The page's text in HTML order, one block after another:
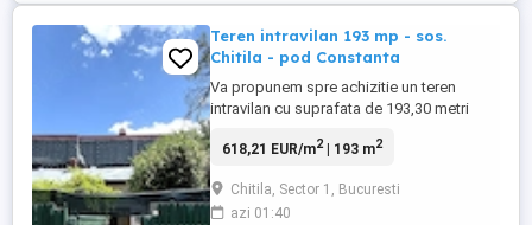
Teren intravilan 193 mp - sos.
Chitila - pod Constanta
Va propunem spre achizitie un teren
intravilan cu suprafata de 193,30 metri
Chitilia. Terenul are o deschidere de 15,70
electricitate, canalizare, apa. Pe teren
exista o constructie demolabila din
618,21 EUR/m2| 193 m2
Chitila, Sector 1, Bucuresti
azi 01:40